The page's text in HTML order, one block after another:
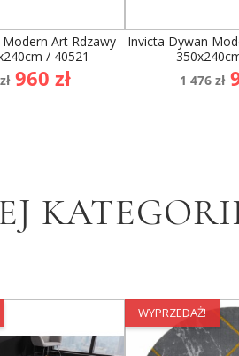
Art Rdzawy
/ 40521
Cena
960 zł
Invicta Dywan
Cena
1 476 zł
WYPRZEDAŻ!